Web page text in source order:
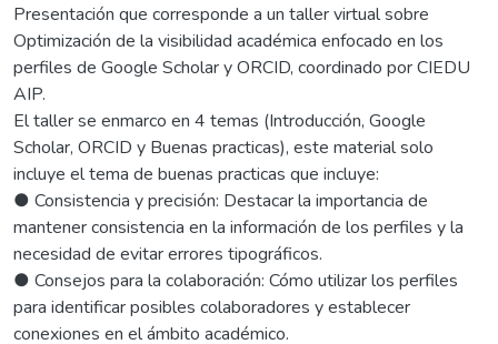
Presentación que corresponde a un taller virtual sobre
Optimización de la visibilidad académica enfocado en los
perfiles de Google Scholar y ORCID, coordinado por CIEDU
AIP.
El taller se enmarco en 4 temas (Introducción, Google
Scholar, ORCID y Buenas practicas), este material solo
incluye el tema de buenas practicas que incluye:
● Consistencia y precisión: Destacar la importancia de
mantener consistencia en la información de los perfiles y la
necesidad de evitar errores tipográficos.
● Consejos para la colaboración: Cómo utilizar los perfiles
para identificar posibles colaboradores y establecer
conexiones en el ámbito académico.